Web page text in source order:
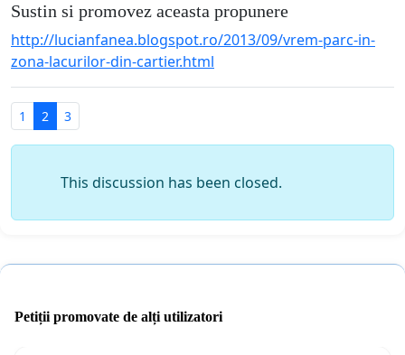
Sustin si promovez aceasta propunere
http://lucianfanea.blogspot.ro/2013/09/vrem-parc-in-
zona-lacurilor-din-cartier.html
1 2 3
This discussion has been closed.
Petiții promovate de alți utilizatori